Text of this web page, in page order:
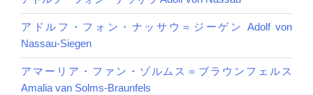
アドルフ・フォン・ナッサウ＝ジーゲン Adolf von
Nassau-Siegen
アマーリア・ファン・ゾルムス＝ブラウンフェルス
Amalia van Solms-Braunfels